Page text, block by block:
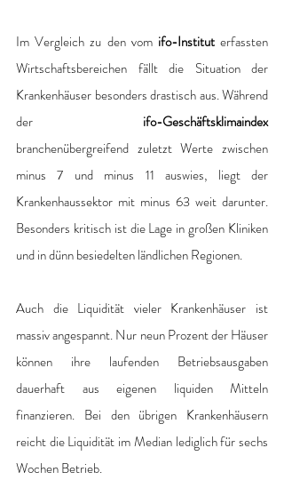
Im Vergleich zu den vom ifo-Institut erfassten
Wirtschaftsbereichen fällt die Situation der
Krankenhäuser besonders drastisch aus. Während
der ifo-Geschäftsklimaindex
branchenübergreifend zuletzt Werte zwischen
minus 7 und minus 11 auswies, liegt der
Krankenhaussektor mit minus 63 weit darunter.
Besonders kritisch ist die Lage in großen Kliniken
und in dünn besiedelten ländlichen Regionen.
Auch die Liquidität vieler Krankenhäuser ist
massiv angespannt. Nur neun Prozent der Häuser
können ihre laufenden Betriebsausgaben
dauerhaft aus eigenen liquiden Mitteln
finanzieren. Bei den übrigen Krankenhäusern
reicht die Liquidität im Median lediglich für sechs
Wochen Betrieb.